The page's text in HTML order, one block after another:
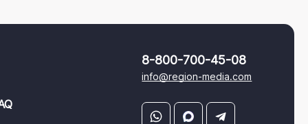
8-800-700-45-08
info@region-media.com